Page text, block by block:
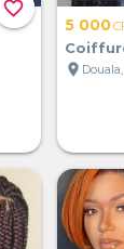
favorite_border
5 000
location_on